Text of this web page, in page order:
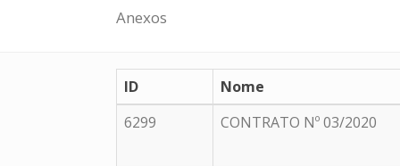
Anexos
ID
Nome
6299
CONTRATO Nº 03/2020